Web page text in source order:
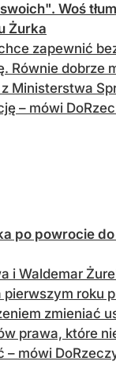
Woś
Żurka
zapewnić
Równie dobrze
Ministerstwa
– mówi
po powrocie do
i Waldemar
roku
zmieniać
prawa, które
– mówi